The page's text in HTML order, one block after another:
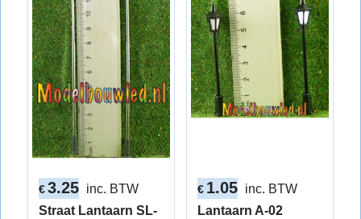
€ 3.25 inc. BTW
Straat Lantaarn SL-
€ 1.05 inc. BTW
Lantaarn A-02